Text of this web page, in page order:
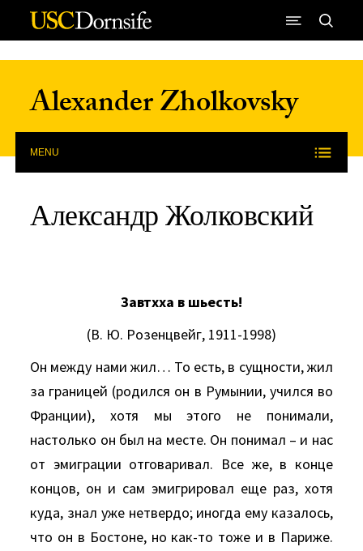
Skip to Content
Alexander Zholkovsky
MENU
Александр Жолковский
Завтхха в шьесть!
(В. Ю. Розенцвейг, 1911-1998)
Он между нами жил… То есть, в сущности, жил
за границей (родился он в Румынии, учился во
Франции), хотя мы этого не понимали,
настолько он был на месте. Он понимал – и нас
от эмиграции отговаривал. Все же, в конце
концов, он и сам эмигрировал еще раз, хотя
куда, знал уже нетвердо; иногда ему казалось,
что он в Бостоне, но как-то тоже и в Париже.